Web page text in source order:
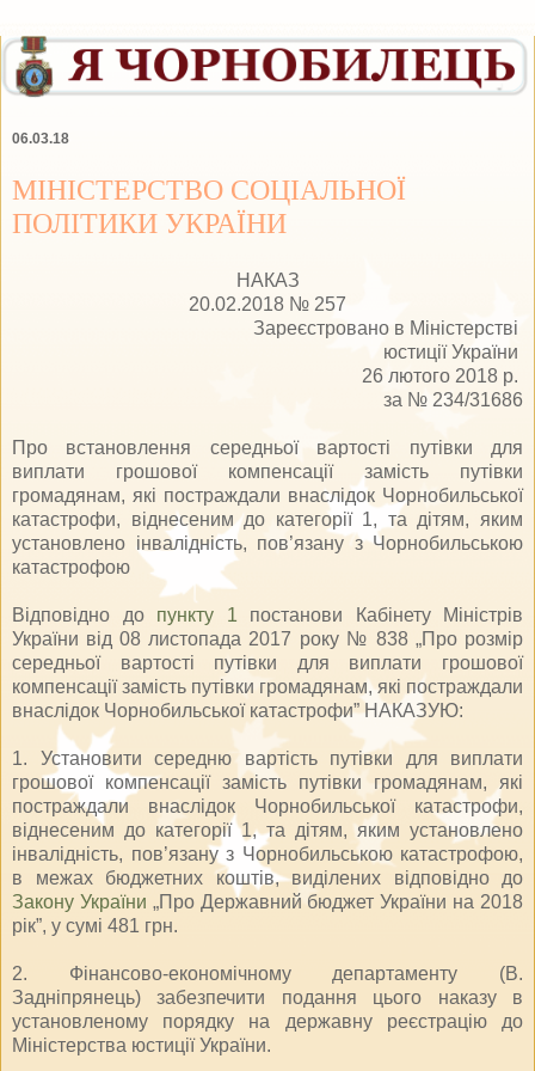
06.03.18
МІНІСТЕРСТВО СОЦІАЛЬНОЇ
ПОЛІТИКИ УКРАЇНИ
НАКАЗ
20.02.2018 № 257
Зареєстровано в Міністерстві
юстиції України
26 лютого 2018 р.
за № 234/31686
Про встановлення середньої вартості путівки для
виплати грошової компенсації замість путівки
громадянам, які постраждали внаслідок Чорнобильської
катастрофи, віднесеним до категорії 1, та дітям, яким
установлено інвалідність, пов’язану з Чорнобильською
катастрофою
Відповідно до пункту 1 постанови Кабінету Міністрів
України від 08 листопада 2017 року № 838 „Про розмір
середньої вартості путівки для виплати грошової
компенсації замість путівки громадянам, які постраждали
внаслідок Чорнобильської катастрофи” НАКАЗУЮ:
1. Установити середню вартість путівки для виплати
грошової компенсації замість путівки громадянам, які
постраждали внаслідок Чорнобильської катастрофи,
віднесеним до категорії 1, та дітям, яким установлено
інвалідність, пов’язану з Чорнобильською катастрофою,
в межах бюджетних коштів, виділених відповідно до
Закону України „Про Державний бюджет України на 2018
рік”, у сумі 481 грн.
2. Фінансово-економічному департаменту (В.
Задніпрянець) забезпечити подання цього наказу в
установленому порядку на державну реєстрацію до
Міністерства юстиції України.